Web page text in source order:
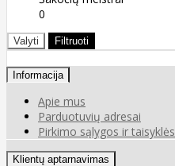
0
Valyti Filtruoti
Informacija
Apie mus
Parduotuvių adresai
Pirkimo sąlygos ir taisyklės
Klientų aptarnavimas